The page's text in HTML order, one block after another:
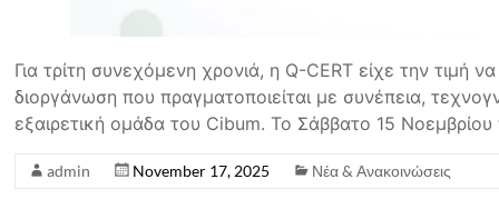
Για τρίτη συνεχόμενη χρονιά, η Q-CERT είχε την τιμή
διοργάνωση που πραγματοποιείται με συνέπεια,
εξαιρετική ομάδα του Cibum. Το Σάββατο 15
admin November 17, 2025 Νέα & Ανακοινώσεις